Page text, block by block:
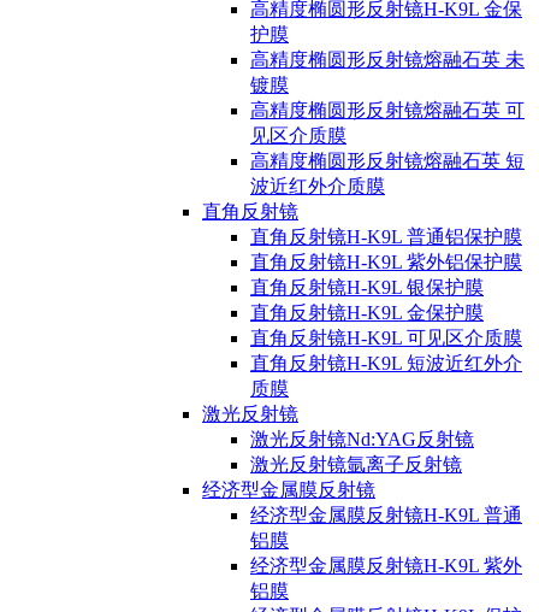
高精度椭圆形反射镜H-K9L 金保
护膜
高精度椭圆形反射镜熔融石英 未
镀膜
高精度椭圆形反射镜熔融石英 可
见区介质膜
高精度椭圆形反射镜熔融石英 短
波近红外介质膜
直角反射镜
直角反射镜H-K9L 普通铝保护膜
直角反射镜H-K9L 紫外铝保护膜
直角反射镜H-K9L 银保护膜
直角反射镜H-K9L 金保护膜
直角反射镜H-K9L 可见区介质膜
直角反射镜H-K9L 短波近红外介
质膜
激光反射镜
激光反射镜Nd:YAG反射镜
激光反射镜氩离子反射镜
经济型金属膜反射镜
经济型金属膜反射镜H-K9L 普通
铝膜
经济型金属膜反射镜H-K9L 紫外
铝膜